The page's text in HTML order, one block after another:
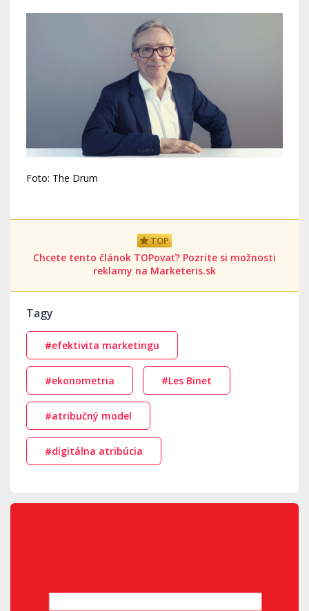
Foto: The Drum
TOP
Chcete tento článok TOPovať? Pozrite si možnosti
reklamy na Marketeris.sk
Tagy
#efektivita marketingu
#ekonometria #Les Binet
#atribučný model
#digitálna atribúcia